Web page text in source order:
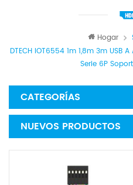
Hogar
DTECH IOT6554 1m 1,8m 3m USB
Serie 6P
CATEGORÍAS
NUEVOS PRODUCTOS